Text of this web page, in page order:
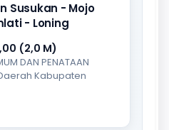
Susukan - Mojo
- Loning
(2,0 M)
DAN PENATAAN
Kabupaten